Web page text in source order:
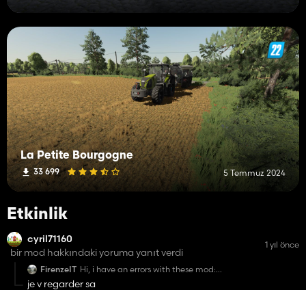
La Petite Bourgogne
33 699 5 Temmuz 2024
Etkinlik
cyril71160
bir mod hakkındaki yoruma yanıt verdi
1 yıl önce
FirenzeIT Hi, i have an errors with these mod:
Error: Missing description in mod
je v regarder sa